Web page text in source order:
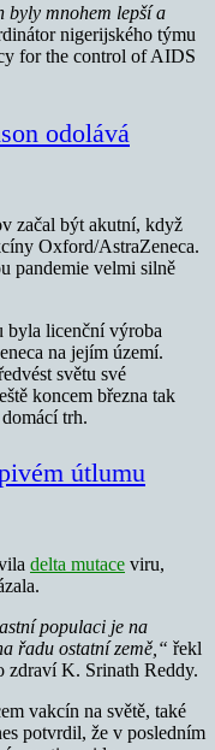
byly mnohem lepší a
nigerijského týmu
for the control of AIDS
odolává
začal být akutní, když
Oxford/AstraZeneca.
pandemie velmi silně
byla licenční výroba
na jejím území.
světu své
koncem března tak
trh.
útlumu
delta mutace viru,
populaci je na
řadu ostatní země,“ řekl
zdraví K. Srinath Reddy.
vakcín na světě, také
potvrdil, že v posledním